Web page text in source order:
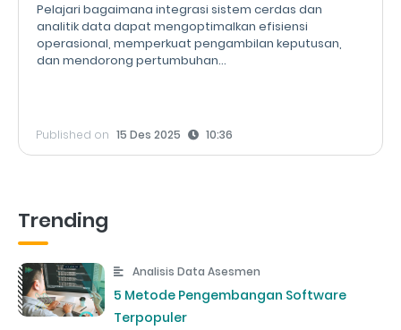
Pelajari bagaimana integrasi sistem cerdas dan
analitik data dapat mengoptimalkan efisiensi
operasional, memperkuat pengambilan keputusan,
dan mendorong pertumbuhan...
Published on 15 Des 2025 10:36
Trending
Analisis Data Asesmen
5 Metode Pengembangan Software
Terpopuler